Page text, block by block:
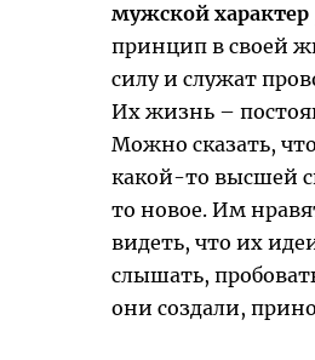
мужской характер
принцип в своей
силу и служат
Их жизнь –
Можно сказать,
какой-то высшей
то новое. Им
видеть, что их
слышать,
они создали,